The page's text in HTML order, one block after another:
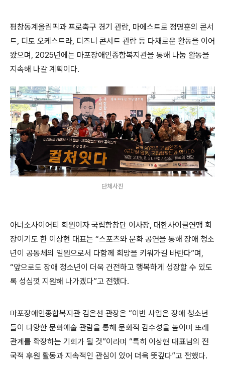
평창동계올림픽과 프로축구 경기 관람, 마에스트로 정명훈의 콘서
트, 디토 오케스트라, 디즈니 콘서트 관람 등 다채로운 활동을 이어
왔으며, 2025년에는 마포장애인종합복지관을 통해 나눔 활동을
지속해 나갈 계획이다.
단체사진
아너소사이어티 회원이자 국립합창단 이사장, 대한사이클연맹 회
장이기도 한 이상현 대표는 “스포츠와 문화 공연을 통해 장애 청소
년이 공동체의 일원으로서 다함께 희망을 키워가길 바란다”며,
“앞으로도 장애 청소년이 더욱 건전하고 행복하게 성장할 수 있도
록 성심껏 지원해 나가겠다”고 전했다.
마포장애인종합복지관 김은선 관장은 “이번 사업은 장애 청소년
들이 다양한 문화예술 관람을 통해 문화적 감수성을 높이며 또래
관계를 확장하는 기회가 될 것”이라며 “특히 이상현 대표님의 전
국적 후원 활동과 지속적인 관심이 있어 더욱 뜻깊다”고 전했다.